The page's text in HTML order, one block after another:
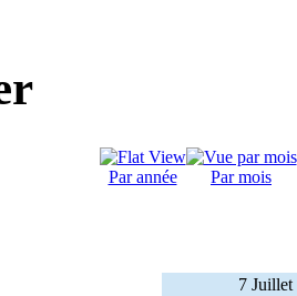
Par année Par mois
7